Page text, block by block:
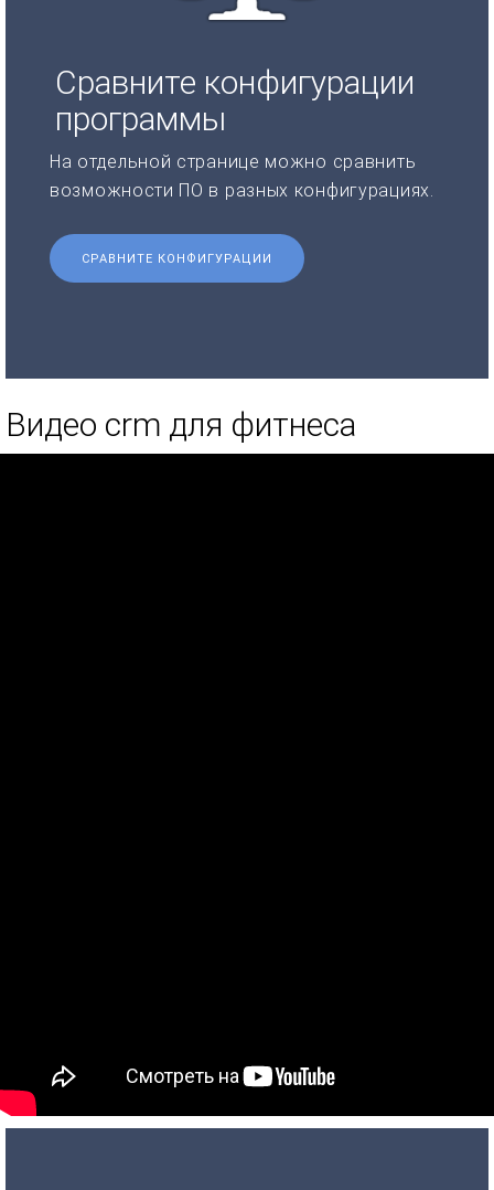
Сравните конфигурации
программы
На отдельной странице можно сравнить
возможности ПО в разных конфигурациях.
СРАВНИТЕ КОНФИГУРАЦИИ
Видео crm для фитнеса